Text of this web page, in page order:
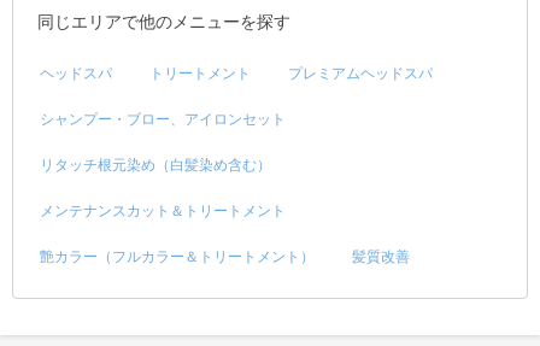
同じエリアで他のメニューを探す
ヘッドスパ トリートメント プレミアムヘッドスパ
シャンプー・ブロー、アイロンセット
リタッチ根元染め（白髪染め含む）
メンテナンスカット＆トリートメント
艶カラー（フルカラー＆トリートメント） 髪質改善